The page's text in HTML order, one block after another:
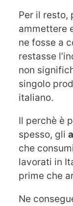
Per il resto,
ammettere
ne fosse a
restasse
non
singolo
italiano.
Il perchè è
spesso, gli
che
lavorati in
prime che
Ne